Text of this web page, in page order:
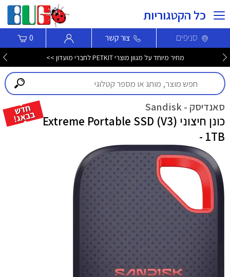
כל הקטגוריות
סניפים צור קשר 0
מחיר מיוחד על מגוון מוצרי PETKIT לחברי מועדון >>
סאנדיסק - Sandisk
כונן חיצוני Extreme Portable SSD (V3)
- 1TB